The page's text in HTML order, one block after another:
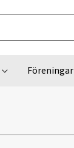
Föreningar